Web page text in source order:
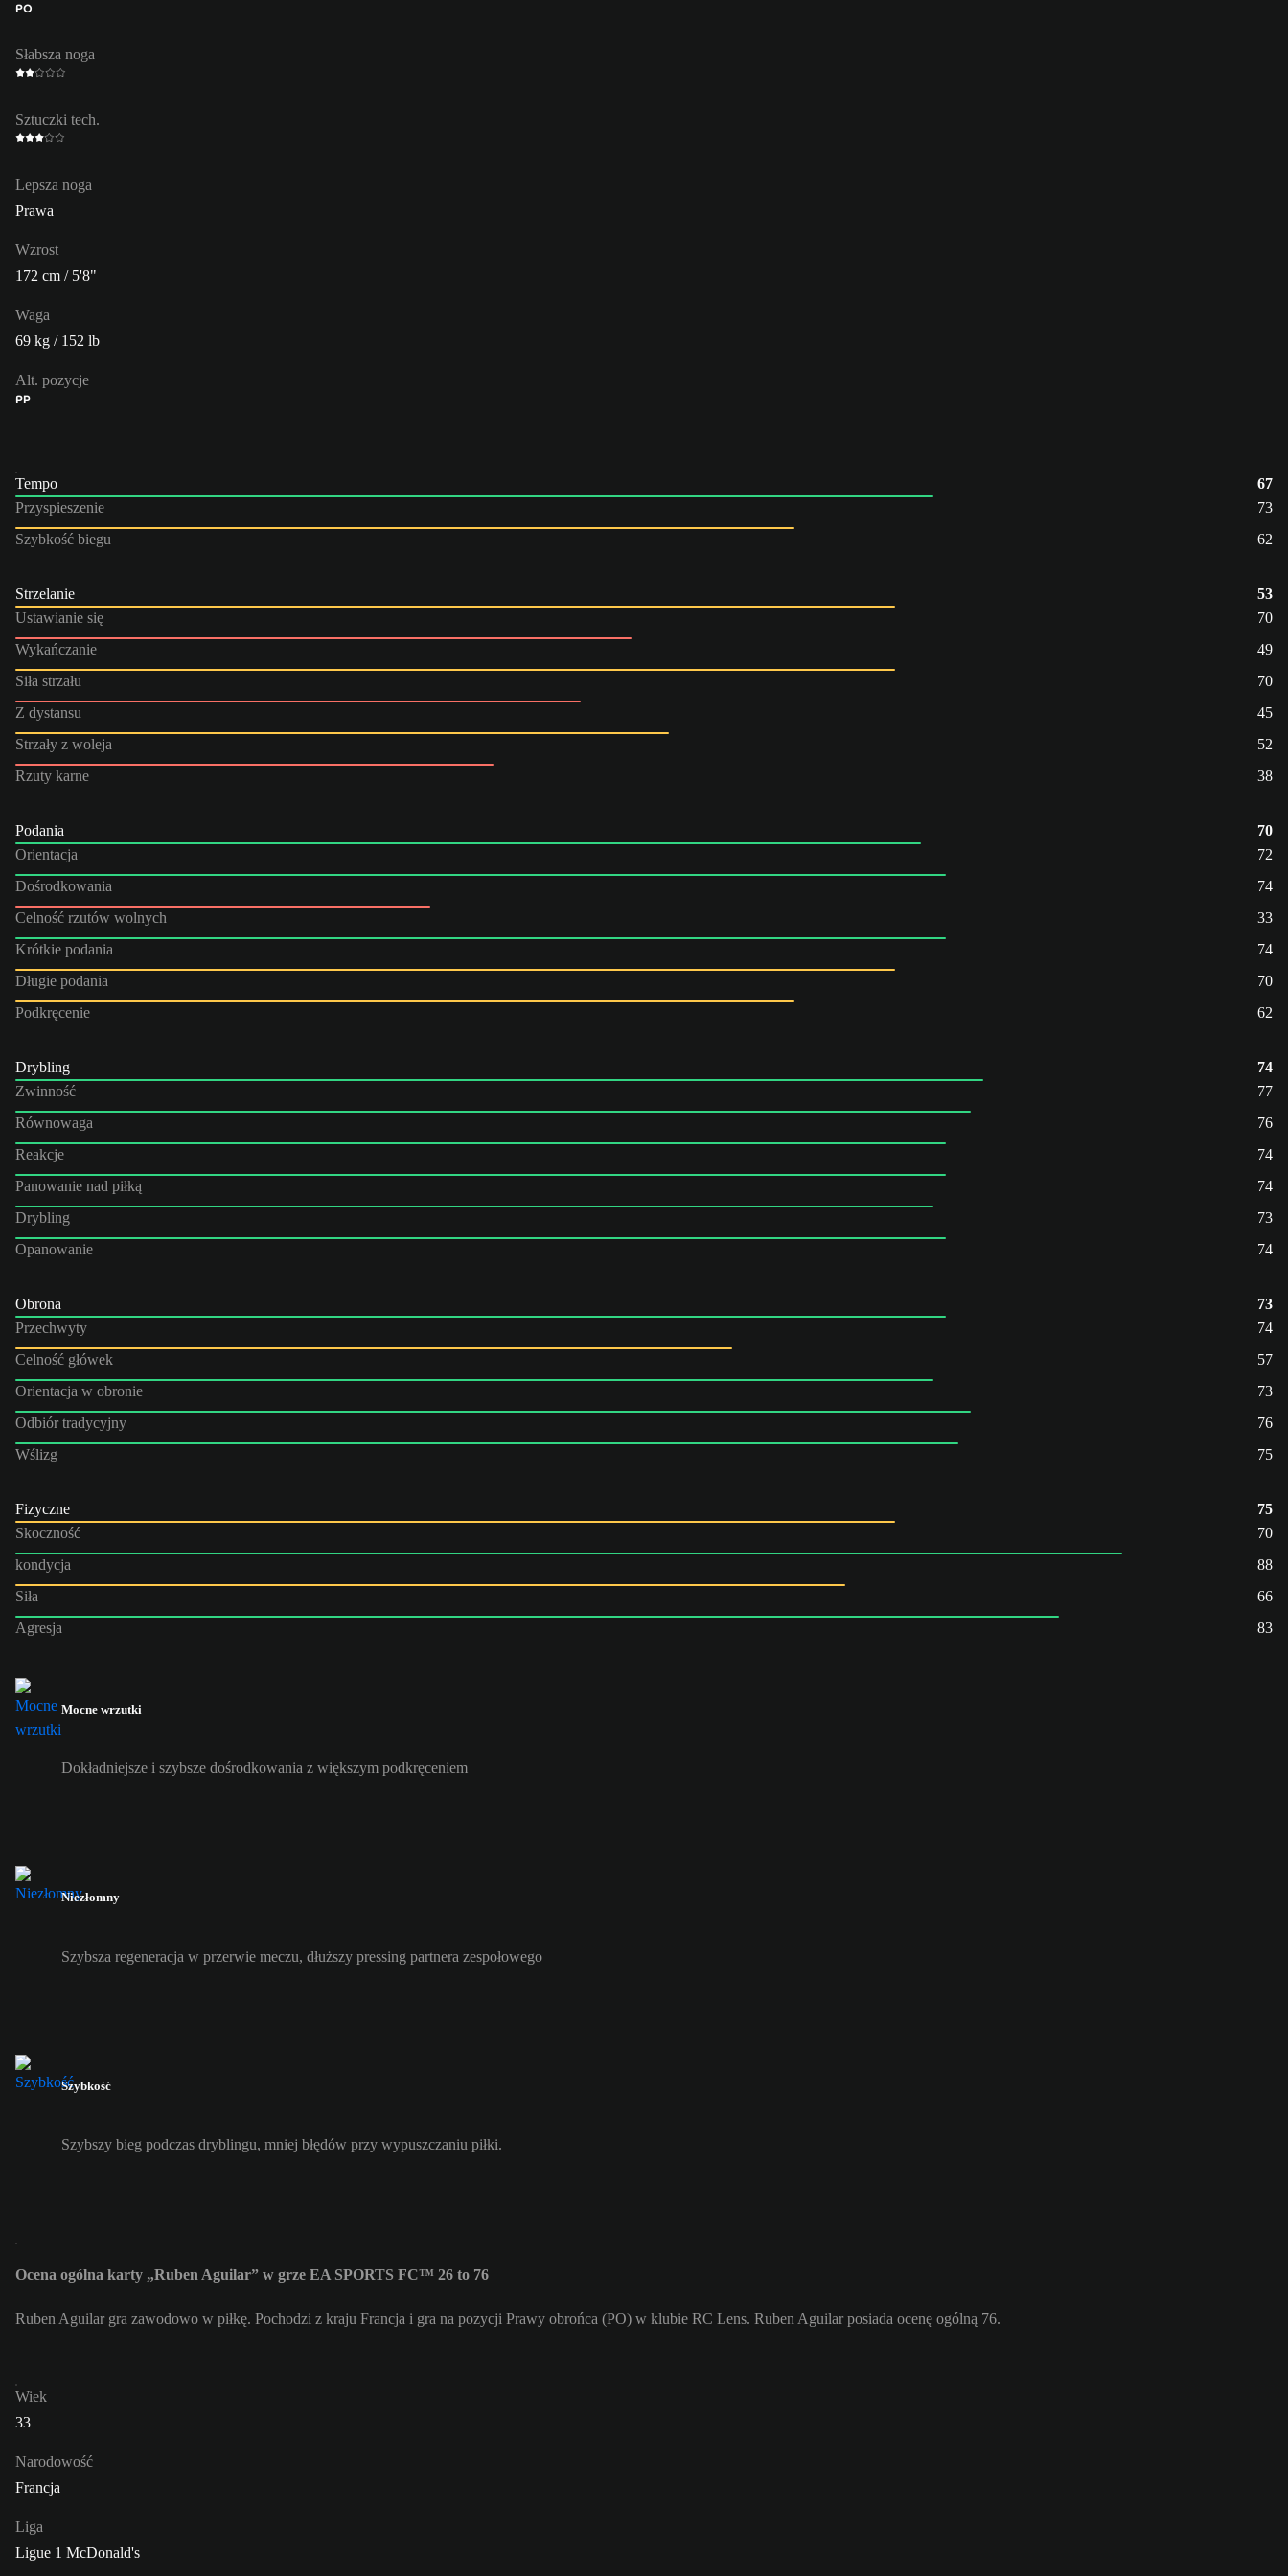
PO
Słabsza noga
Sztuczki tech.
Lepsza noga
Prawa
Wzrost
172 cm / 5'8"
Waga
69 kg / 152 lb
Alt. pozycje
PP
Tempo
67
Przyspieszenie
73
Szybkość biegu
62
Strzelanie
53
Ustawianie się
70
Wykańczanie
49
Siła strzału
70
Z dystansu
45
Strzały z woleja
52
Rzuty karne
38
Podania
70
Orientacja
72
Dośrodkowania
74
Celność rzutów wolnych
33
Krótkie podania
74
Długie podania
70
Podkręcenie
62
Drybling
74
Zwinność
77
Równowaga
76
Reakcje
74
Panowanie nad piłką
74
Drybling
73
Opanowanie
74
Obrona
73
Przechwyty
74
Celność główek
57
Orientacja w obronie
73
Odbiór tradycyjny
76
Wślizg
75
Fizyczne
75
Skoczność
70
kondycja
88
Siła
66
Agresja
83
Mocne wrzutki
Dokładniejsze i szybsze dośrodkowania z większym podkręceniem
Niezłomny
Szybsza regeneracja w przerwie meczu, dłuższy pressing partnera zespołowego
Szybkość
Szybszy bieg podczas dryblingu, mniej błędów przy wypuszczaniu piłki.
Ocena ogólna karty „Ruben Aguilar” w grze EA SPORTS FC™ 26 to 76
Ruben Aguilar gra zawodowo w piłkę. Pochodzi z kraju Francja i gra na pozycji Prawy obrońca (PO) w klubie RC Lens. Ruben Aguilar posiada ocenę ogólną 76.
Wiek
33
Narodowość
Francja
Liga
Ligue 1 McDonald's